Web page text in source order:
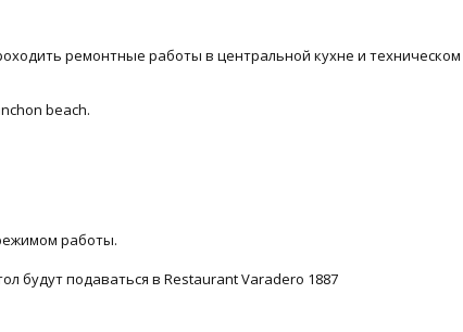
ремонтные работы в центральной кухне и
beach.
работы.
будут подаваться в Restaurant Varadero 1887